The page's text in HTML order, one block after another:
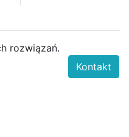
rozwiązań.
Kontakt